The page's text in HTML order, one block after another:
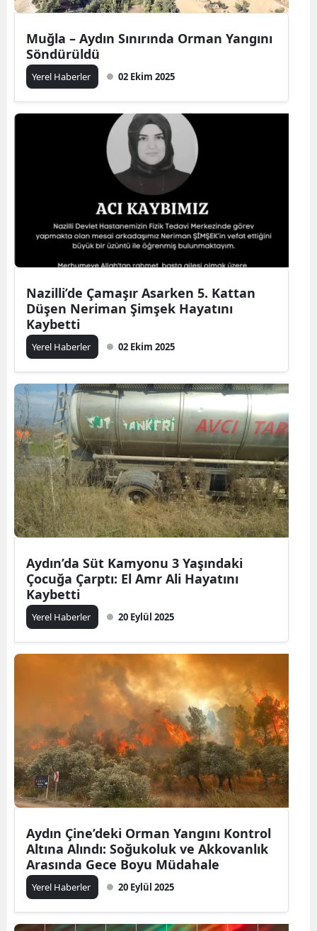
Muğla – Aydın Sınırında Orman Yangını
Söndürüldü
Yerel Haberler 02 Ekim 2025
Nazilli’de Çamaşır Asarken 5. Kattan
Düşen Neriman Şimşek Hayatını
Kaybetti
Yerel Haberler 02 Ekim 2025
Aydın’da Süt Kamyonu 3 Yaşındaki
Çocuğa Çarptı: El Amr Ali Hayatını
Kaybetti
Yerel Haberler 20 Eylül 2025
Aydın Çine’deki Orman Yangını Kontrol
Altına Alındı: Soğukoluk ve Akkovanlık
Arasında Gece Boyu Müdahale
Yerel Haberler 20 Eylül 2025